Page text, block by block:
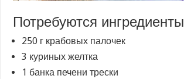
Потребуются ингредиенты
250 г крабовых палочек
3 куриных желтка
1 банка печени трески